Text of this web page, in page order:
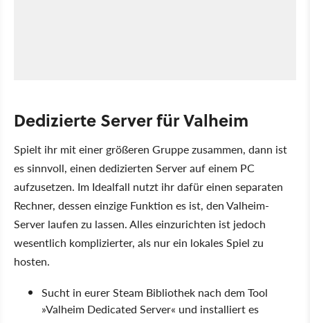
Dedizierte Server für Valheim
Spielt ihr mit einer größeren Gruppe zusammen, dann ist
es sinnvoll, einen dedizierten Server auf einem PC
aufzusetzen. Im Idealfall nutzt ihr dafür einen separaten
Rechner, dessen einzige Funktion es ist, den Valheim-
Server laufen zu lassen. Alles einzurichten ist jedoch
wesentlich komplizierter, als nur ein lokales Spiel zu
hosten.
Sucht in eurer Steam Bibliothek nach dem Tool
»Valheim Dedicated Server« und installiert es